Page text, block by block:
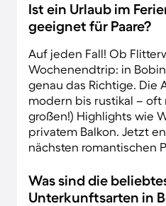
Ist ein Urlaub im
geeignet für Paare?
Auf jeden Fall! Ob
Wochenendtrip: in
genau das Richtige. Die
modern bis rustikal –
großen!) Highlights wie
privatem Balkon. Jetzt
nächsten romantischen
Was sind die
Unterkunftsarten in